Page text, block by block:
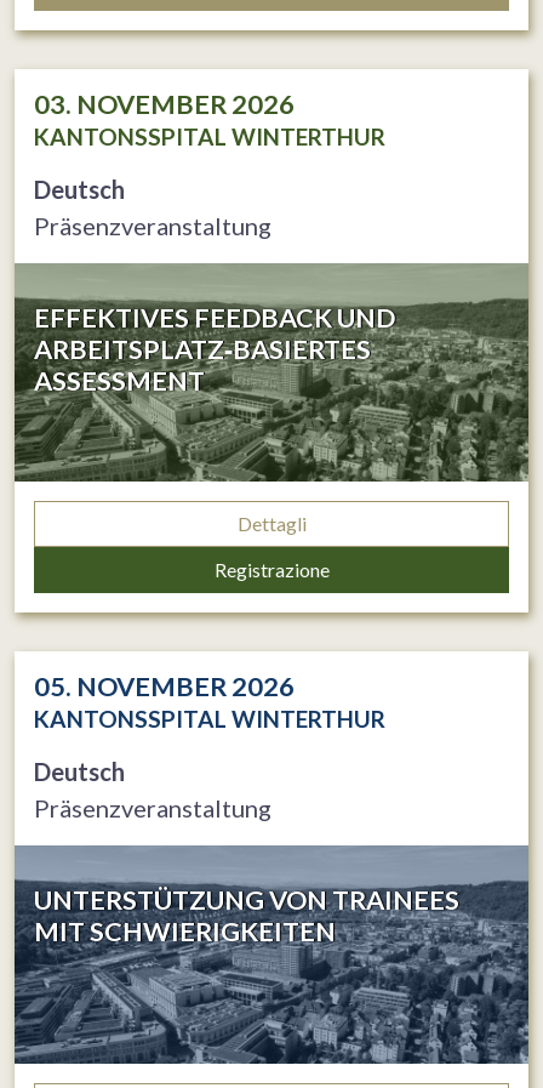
03. NOVEMBER 2026
KANTONSSPITAL WINTERTHUR
Deutsch
Präsenzveranstaltung
EFFEKTIVES FEEDBACK UND
ARBEITSPLATZ‐BASIERTES
ASSESSMENT
Dettagli
Registrazione
05. NOVEMBER 2026
KANTONSSPITAL WINTERTHUR
Deutsch
Präsenzveranstaltung
UNTERSTÜTZUNG VON TRAINEES
MIT SCHWIERIGKEITEN